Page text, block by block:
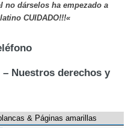
no dárselos ha empezado a
CUIDADO!!!«
Nuestros derechos y
& Páginas amarillas